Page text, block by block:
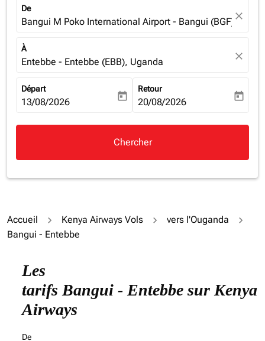
De
Bangui M Poko International Airport - Bangui (BGF),close
À
Entebbe - Entebbe (EBB), Uganda close
Départ
fc-booking-departure-date-aria-label
13/08/2026 today
Retour
fc-booking-return-date-aria-
20/08/2026 today
Chercher
Accueil Kenya Airways Vols
vers l'Ouganda
Bangui - Entebbe
Les
tarifs Bangui - Entebbe sur Kenya
Airways
De
Essayez de mettre à jour votre itinéraire (origine et/